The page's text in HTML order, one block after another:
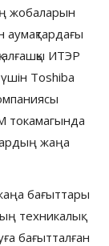
жобаларын
аумақтардағы
ИТЭР
үшін Toshiba
токамагында
жаңа
бағыттары
техникалық
бағытталған